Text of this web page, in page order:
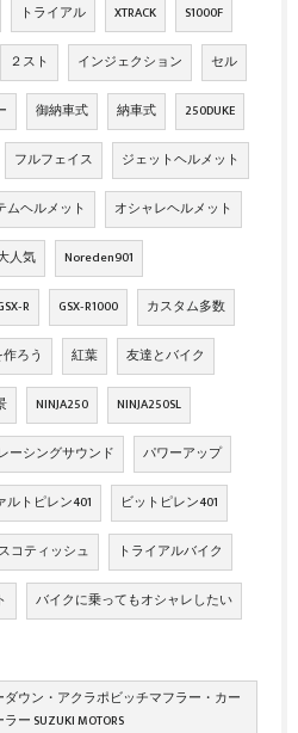
トライアル XTRACK S1000F
２スト インジェクション セル
御納車式 納車式 250DUKE
フルフェイス ジェットヘルメット
ムヘルメット オシャレヘルメット
人気 Noreden901
GSX‐R1000 カスタム多数
ろう 紅葉 友達とバイク
NINJA250 NINJA250SL
ーシングサウンド パワーアップ
ルトピレン401 ビットピレン401
スコティッシュ トライアルバイク
バイクに乗ってもオシャレしたい
ダウン・アクラポビッチマフラー・カー
ー SUZUKI MOTORS